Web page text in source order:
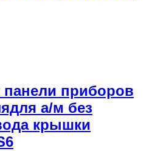
панели приборов
а/м без
крышки